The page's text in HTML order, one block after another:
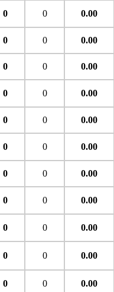
0 0 0.00
0 0 0.00
0 0 0.00
0 0 0.00
0 0 0.00
0 0 0.00
0 0 0.00
0 0 0.00
0 0 0.00
0 0 0.00
0 0
0.00